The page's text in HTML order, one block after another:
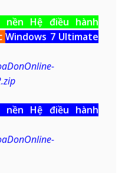
Hệ điều hành
Windows 7 Ultimate
Hệ điều hành